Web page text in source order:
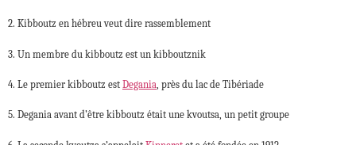
2. Kibboutz en hébreu veut dire rassemblement
3. Un membre du kibboutz est un kibboutznik
4. Le premier kibboutz est Degania , près du lac de Tibériade
5. Degania avant d’être kibboutz était une kvoutsa, un petit groupe